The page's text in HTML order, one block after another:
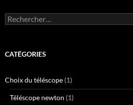
Rechercher :
CATÉGORIES
Choix du téléscope (1)
Téléscope newton (1)